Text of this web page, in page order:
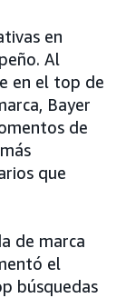
en
Al
en el top de
Bayer
de
que
de marca
el
búsquedas